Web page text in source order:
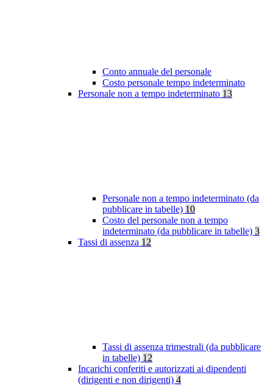
Conto annuale del personale
Costo personale tempo indeterminato
Personale non a tempo indeterminato 13
Personale non a tempo indeterminato (da
pubblicare in tabelle) 10
Costo del personale non a tempo
indeterminato (da pubblicare in tabelle) 3
Tassi di assenza 12
Tassi di assenza trimestrali (da pubblicare
in tabelle) 12
Incarichi conferiti e autorizzati ai dipendenti
(dirigenti e non dirigenti) 4